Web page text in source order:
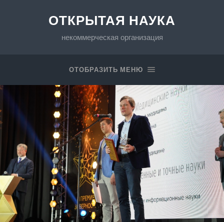
ОТКРЫТАЯ НАУКА
некоммерческая организация
ОТОБРАЗИТЬ МЕНЮ